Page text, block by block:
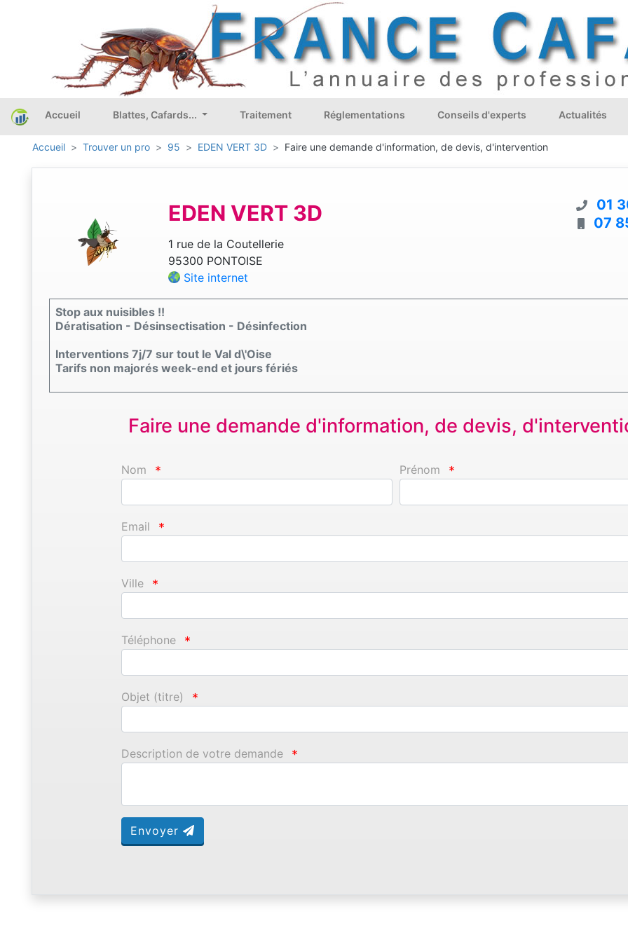
Accueil Blattes, Cafards... Traitement Réglementations Conseils d'experts Actualités
Accueil Trouver un pro 95 EDEN VERT 3D Faire une demande d'information, de devis, d'intervention
EDEN VERT 3D
1 rue de la Coutellerie
95300 PONTOISE
Site internet
01
07
Stop aux nuisibles !!
Dératisation - Désinsectisation - Désinfection
Interventions 7j/7 sur tout le Val d\'Oise
Tarifs non majorés week-end et jours fériés
Faire une demande d'information, de devis,
Nom * Prénom *
Email *
Ville *
Téléphone *
Objet (titre) *
Description de votre demande *
Envoyer